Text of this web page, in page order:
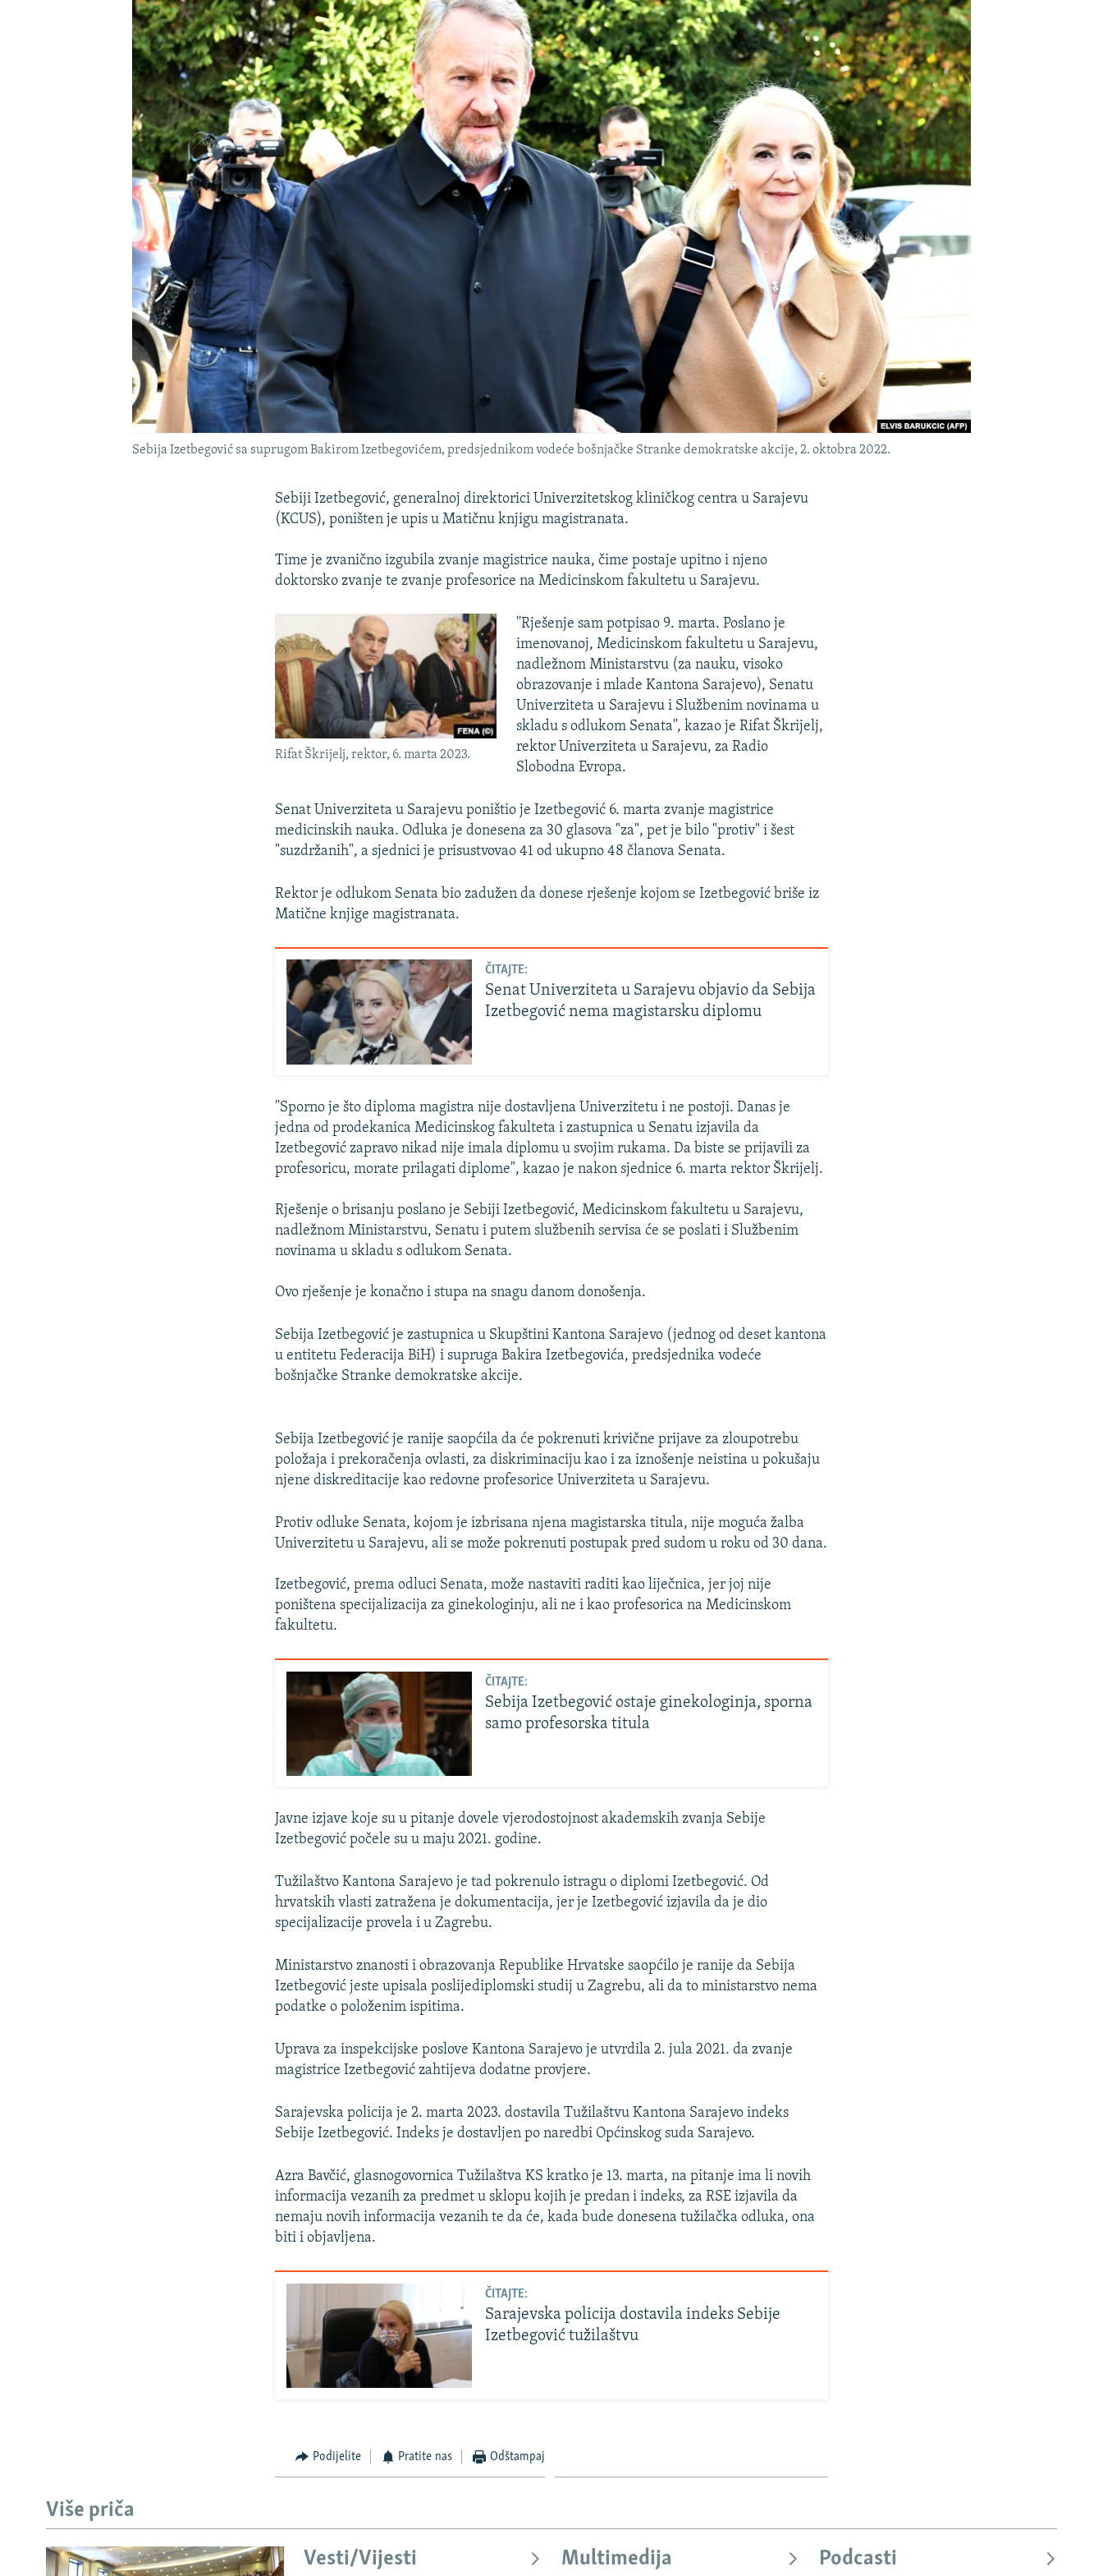
GENOCID U SREBRENICI
POPLAVE I KLIZIŠTA U BIH 2024.
TRI DECENIJE OD RATA U BIH
NASTANAK I RASPAD JUGOSLAVIJE
Sebija Izetbegović sa suprugom Bakirom Izetbegovićem, predsjednikom vodeće bošnjačke Stranke demokratske akcije, 2. oktobra 2022.
Sebiji Izetbegović, generalnoj direktorici Univerzitetskog kliničkog centra u Sarajevu
(KCUS), poništen je upis u Matičnu knjigu magistranata.
Time je zvanično izgubila zvanje magistrice nauka, čime postaje upitno i njeno
doktorsko zvanje te zvanje profesorice na Medicinskom fakultetu u Sarajevu.
Rifat Škrijelj, rektor, 6. marta 2023.
''Rješenje sam potpisao 9. marta. Poslano je
imenovanoj, Medicinskom fakultetu u Sarajevu,
nadležnom Ministarstvu (za nauku, visoko
obrazovanje i mlade Kantona Sarajevo), Senatu
Univerziteta u Sarajevu i Službenim novinama u
skladu s odlukom Senata'', kazao je Rifat Škrijelj,
rektor Univerziteta u Sarajevu, za Radio
Slobodna Evropa.
Senat Univerziteta u Sarajevu poništio je Izetbegović 6. marta zvanje magistrice
medicinskih nauka. Odluka je donesena za 30 glasova "za", pet je bilo "protiv" i šest
"suzdržanih", a sjednici je prisustvovao 41 od ukupno 48 članova Senata.
Rektor je odlukom Senata bio zadužen da donese rješenje kojom se Izetbegović briše iz
Matične knjige magistranata.
ČITAJTE:
Senat Univerziteta u Sarajevu objavio da Sebija
Izetbegović nema magistarsku diplomu
''Sporno je što diploma magistra nije dostavljena Univerzitetu i ne postoji. Danas je
jedna od prodekanica Medicinskog fakulteta i zastupnica u Senatu izjavila da
Izetbegović zapravo nikad nije imala diplomu u svojim rukama. Da biste se prijavili za
profesoricu, morate prilagati diplome", kazao je nakon sjednice 6. marta rektor Škrijelj.
Rješenje o brisanju poslano je Sebiji Izetbegović, Medicinskom fakultetu u Sarajevu,
nadležnom Ministarstvu, Senatu i putem službenih servisa će se poslati i Službenim
novinama u skladu s odlukom Senata.
Ovo rješenje je konačno i stupa na snagu danom donošenja.
Sebija Izetbegović je zastupnica u Skupštini Kantona Sarajevo (jednog od deset kantona
u entitetu Federacija BiH) i supruga Bakira Izetbegovića, predsjednika vodeće
bošnjačke Stranke demokratske akcije.
Sebija Izetbegović je ranije saopćila da će pokrenuti krivične prijave za zloupotrebu
položaja i prekoračenja ovlasti, za diskriminaciju kao i za iznošenje neistina u pokušaju
njene diskreditacije kao redovne profesorice Univerziteta u Sarajevu.
Protiv odluke Senata, kojom je izbrisana njena magistarska titula, nije moguća žalba
Univerzitetu u Sarajevu, ali se može pokrenuti postupak pred sudom u roku od 30 dana.
Izetbegović, prema odluci Senata, može nastaviti raditi kao liječnica, jer joj nije
poništena specijalizacija za ginekologinju, ali ne i kao profesorica na Medicinskom
fakultetu.
ČITAJTE:
Sebija Izetbegović ostaje ginekologinja, sporna
samo profesorska titula
Javne izjave koje su u pitanje dovele vjerodostojnost akademskih zvanja Sebije
Izetbegović počele su u maju 2021. godine.
Tužilaštvo Kantona Sarajevo je tad pokrenulo istragu o diplomi Izetbegović. Od
hrvatskih vlasti zatražena je dokumentacija, jer je Izetbegović izjavila da je dio
specijalizacije provela i u Zagrebu.
Ministarstvo znanosti i obrazovanja Republike Hrvatske saopćilo je ranije da Sebija
Izetbegović jeste upisala poslijediplomski studij u Zagrebu, ali da to ministarstvo nema
podatke o položenim ispitima.
Uprava za inspekcijske poslove Kantona Sarajevo je utvrdila 2. jula 2021. da zvanje
magistrice Izetbegović zahtijeva dodatne provjere.
Sarajevska policija je 2. marta 2023. dostavila Tužilaštvu Kantona Sarajevo indeks
Sebije Izetbegović. Indeks je dostavljen po naredbi Općinskog suda Sarajevo.
Azra Bavčić, glasnogovornica Tužilaštva KS kratko je 13. marta, na pitanje ima li novih
informacija vezanih za predmet u sklopu kojih je predan i indeks, za RSE izjavila da
nemaju novih informacija vezanih te da će, kada bude donesena tužilačka odluka, ona
biti i objavljena.
ČITAJTE:
Sarajevska policija dostavila indeks Sebije
Izetbegović tužilaštvu
Podijelite Pratite nas Odštampaj
Više priča
Vesti/Vijesti Multimedija Podcasti